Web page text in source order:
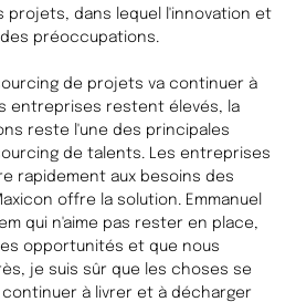
projets, dans lequel l'innovation et
préoccupations.
de projets va continuer à
entreprises restent élevés, la
reste l'une des principales
de talents. Les entreprises
rapidement aux besoins des
offre la solution. Emmanuel
qui n'aime pas rester en place,
opportunités et que nous
je suis sûr que les choses se
à livrer et à décharger